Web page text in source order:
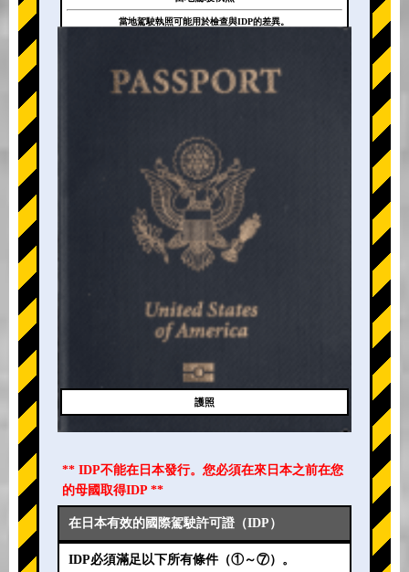
+
當地駕駛執照可能用於檢查與IDP的差異。
護照
** IDP不能在日本發行。您必須在來日本之前在您
的母國取得IDP **
在日本有效的國際駕駛許可證（IDP）
IDP必須滿足以下所有條件（①～⑦）。